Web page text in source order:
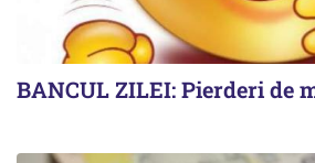
BANCUL ZILEI: Pierderi de